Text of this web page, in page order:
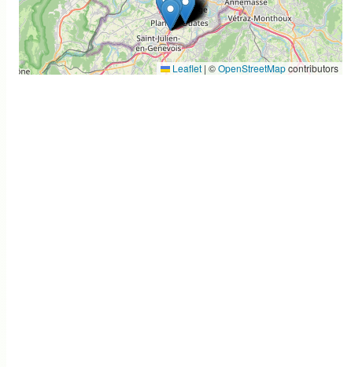
Leaflet | ©OpenStreetMapcontributors